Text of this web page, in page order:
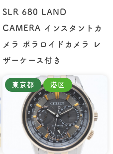
SLR 680 LAND
CAMERA インスタントカ
メラ ポラロイドカメラ レ
ザーケース付き
東京都 港区